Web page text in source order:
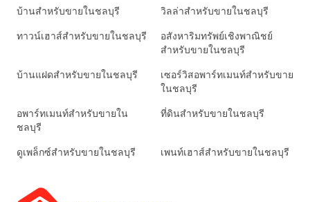
บ้านสำหรับขายในชลบุรี วิลล่าสำหรับขายในชลบุรี
ทาวน์เฮาส์สำหรับขายในชลบุรี
อสังหาริมทรัพย์เชิงพาณิชย์
สำหรับขายในชลบุรี
บ้านแฝดสำหรับขายในชลบุรี
เซอร์วิสอพาร์ทเมนท์สำหรับขาย
ในชลบุรี
อพาร์ทเมนท์สำหรับขายใน
ชลบุรี
ที่ดินสำหรับขายในชลบุรี
ดูเพล็กซ์สำหรับขายในชลบุรี เพนท์เฮาส์สำหรับขายในชลบุรี